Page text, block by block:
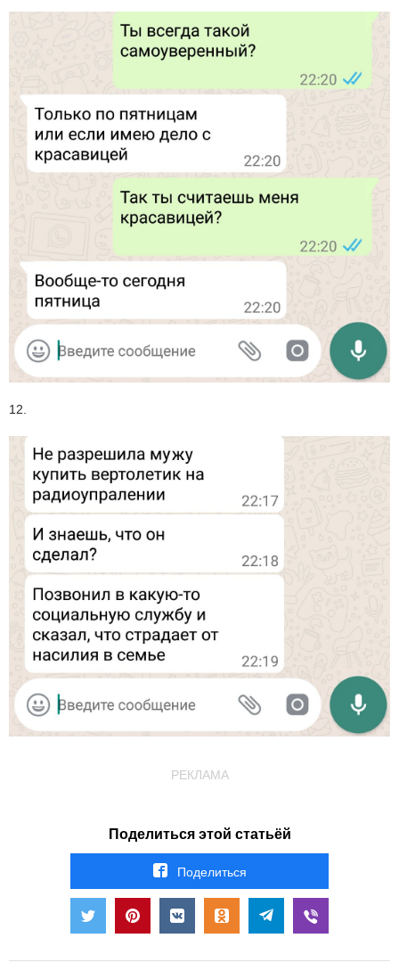
12.
РЕКЛАМА
Поделиться этой статьёй
Поделиться